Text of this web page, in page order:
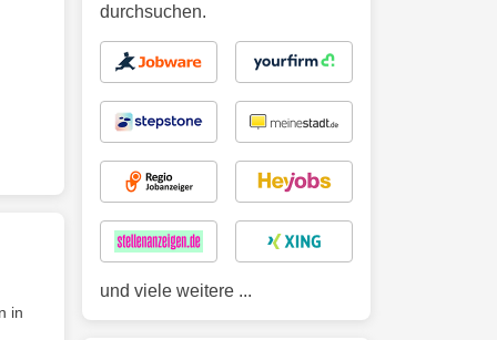
in
durchsuchen.
und viele weitere ...